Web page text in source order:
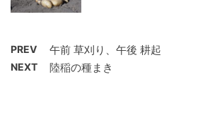
PREV 午前 草刈り、午後 耕起
NEXT 陸稲の種まき